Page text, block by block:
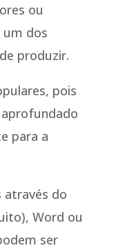
ou
um dos
produzir.
pois
para a
através do
Word ou
ser